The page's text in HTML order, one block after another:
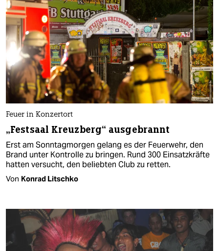
Feuer in Konzertort
„Festsaal Kreuzberg“ ausgebrannt
Erst am Sonntagmorgen gelang es der Feuerwehr, den
Brand unter Kontrolle zu bringen. Rund 300 Einsatzkräfte
hatten versucht, den beliebten Club zu retten.
Von Konrad Litschko